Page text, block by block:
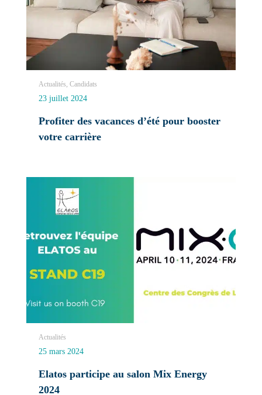
Actualités, Candidats
23 juillet 2024
Profiter des vacances d’été pour booster
votre carrière
Actualités
25 mars 2024
Elatos participe au salon Mix Energy
2024